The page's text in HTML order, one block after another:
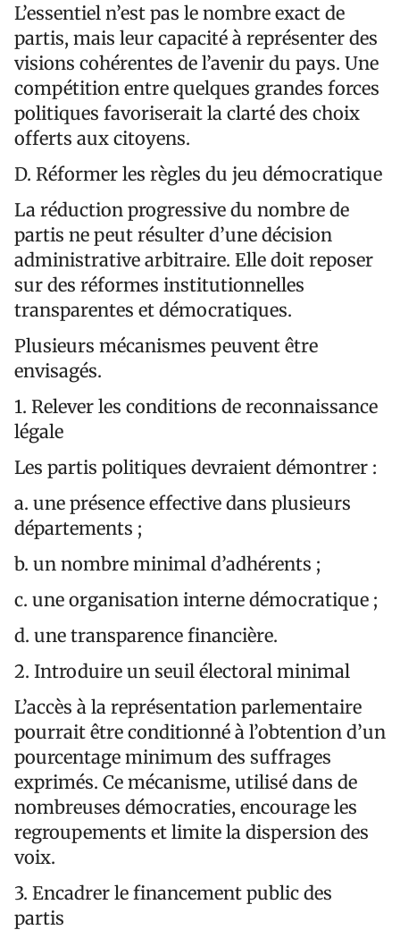
L’essentiel n’est pas le nombre exact de
partis, mais leur capacité à représenter des
visions cohérentes de l’avenir du pays. Une
compétition entre quelques grandes forces
politiques favoriserait la clarté des choix
offerts aux citoyens.
D. Réformer les règles du jeu démocratique
La réduction progressive du nombre de
partis ne peut résulter d’une décision
administrative arbitraire. Elle doit reposer
sur des réformes institutionnelles
transparentes et démocratiques.
Plusieurs mécanismes peuvent être
envisagés.
1. Relever les conditions de reconnaissance
légale
Les partis politiques devraient démontrer :
a. une présence effective dans plusieurs
départements ;
b. un nombre minimal d’adhérents ;
c. une organisation interne démocratique ;
d. une transparence financière.
2. Introduire un seuil électoral minimal
L’accès à la représentation parlementaire
pourrait être conditionné à l’obtention d’un
pourcentage minimum des suffrages
exprimés. Ce mécanisme, utilisé dans de
nombreuses démocraties, encourage les
regroupements et limite la dispersion des
voix.
3. Encadrer le financement public des
partis